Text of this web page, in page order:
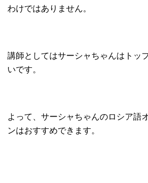
わけではありません。
講師としてはサーシャちゃんはトッ
いです。
よって、サーシャちゃんのロシア語
ンはおすすめできます。